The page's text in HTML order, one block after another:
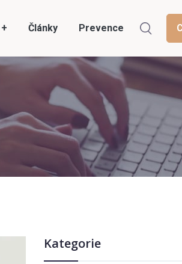
Články Prevence
Kategorie